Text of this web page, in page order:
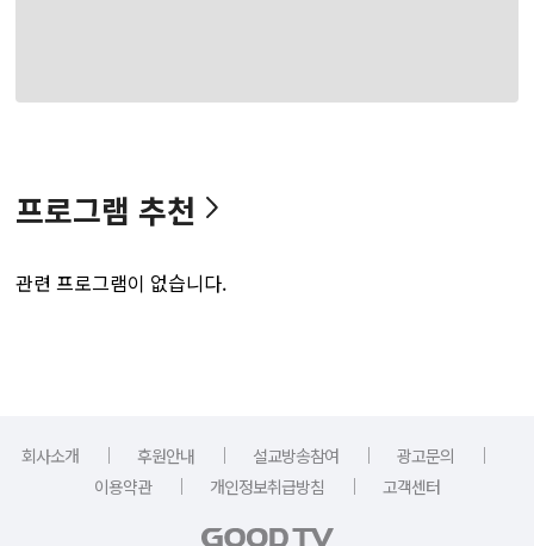
프로그램 추천
관련 프로그램이 없습니다.
회사소개 ｜ 후원안내 ｜ 설교방송참여 ｜ 광고문의
｜
이용약관
｜ 개인정보취급방침 ｜ 고객센터